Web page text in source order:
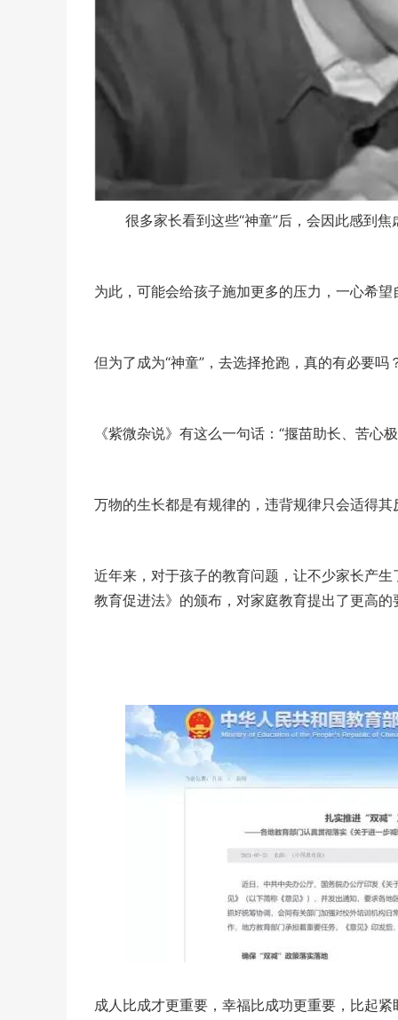
很多家长看到这些“神童”后，会因此感到焦
为此，可能会给孩子施加更多的压力，一心希望
但为了成为“神童”，去选择抢跑，真的有必要吗
《紫微杂说》有这么一句话：“揠苗助长、苦心
万物的生长都是有规律的，违背规律只会适得其
近年来，对于孩子的教育问题，让不少家长产
教育促进法》的颁布，对家庭教育提出了更高的
成人比成才更重要，幸福比成功更重要，比起